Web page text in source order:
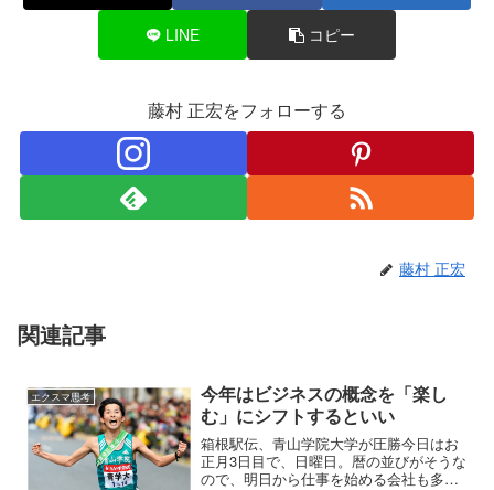
LINE コピー
藤村 正宏をフォローする
藤村 正宏
関連記事
エクスマ思考
今年はビジネスの概念を「楽し
む」にシフトするといい
箱根駅伝、青山学院大学が圧勝今日はお
正月3日目で、日曜日。暦の並びがそうな
ので、明日から仕事を始める会社も多い